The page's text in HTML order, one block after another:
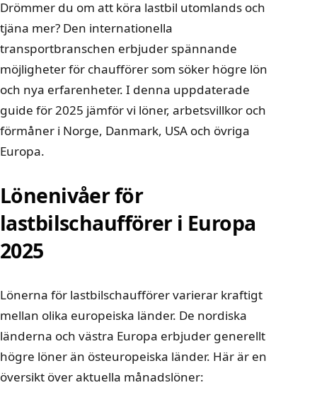
Drömmer du om att köra lastbil utomlands och
tjäna mer? Den internationella
transportbranschen erbjuder spännande
möjligheter för chaufförer som söker högre lön
och nya erfarenheter. I denna uppdaterade
guide för 2025 jämför vi löner, arbetsvillkor och
förmåner i Norge, Danmark, USA och övriga
Europa.
Lönenivåer för
lastbilschaufförer i Europa
2025
Lönerna för lastbilschaufförer varierar kraftigt
mellan olika europeiska länder. De nordiska
länderna och västra Europa erbjuder generellt
högre löner än östeuropeiska länder. Här är en
översikt över aktuella månadslöner: